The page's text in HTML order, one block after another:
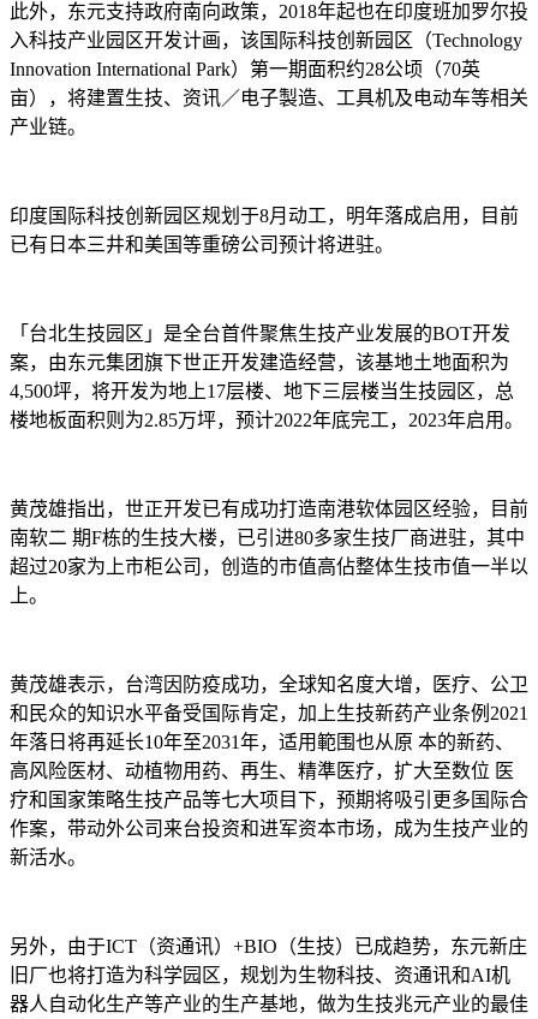
此外，东元支持政府南向政策，2018年起也在印度班加罗尔投
入科技产业园区开发计画，该国际科技创新园区（Technology
Innovation International Park）第一期面积约28公顷（70英
亩），将建置生技、资讯／电子製造、工具机及电动车等相关
产业链。
印度国际科技创新园区规划于8月动工，明年落成启用，目前
已有日本三井和美国等重磅公司预计将进驻。
「台北生技园区」是全台首件聚焦生技产业发展的BOT开发
案，由东元集团旗下世正开发建造经营，该基地土地面积为
4,500坪，将开发为地上17层楼、地下三层楼当生技园区，总
楼地板面积则为2.85万坪，预计2022年底完工，2023年启用。
黄茂雄指出，世正开发已有成功打造南港软体园区经验，目前
南软二 期F栋的生技大楼，已引进80多家生技厂商进驻，其中
超过20家为上市柜公司，创造的市值高佔整体生技市值一半以
上。
黄茂雄表示，台湾因防疫成功，全球知名度大增，医疗、公卫
和民众的知识水平备受国际肯定，加上生技新药产业条例2021
年落日将再延长10年至2031年，适用範围也从原 本的新药、
高风险医材、动植物用药、再生、精準医疗，扩大至数位 医
疗和国家策略生技产品等七大项目下，预期将吸引更多国际合
作案，带动外公司来台投资和进军资本市场，成为生技产业的
新活水。
另外，由于ICT（资通讯）+BIO（生技）已成趋势，东元新庄
旧厂也将打造为科学园区，规划为生物科技、资通讯和AI机
器人自动化生产等产业的生产基地，做为生技兆元产业的最佳